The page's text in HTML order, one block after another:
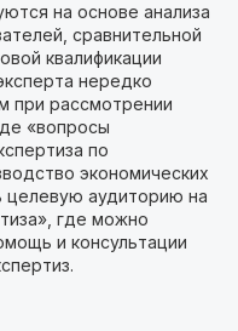
на основе анализа
сравнительной
квалификации
нередко
при рассмотрении
«вопросы
по
экономических
целевую аудиторию на
где можно
и консультации